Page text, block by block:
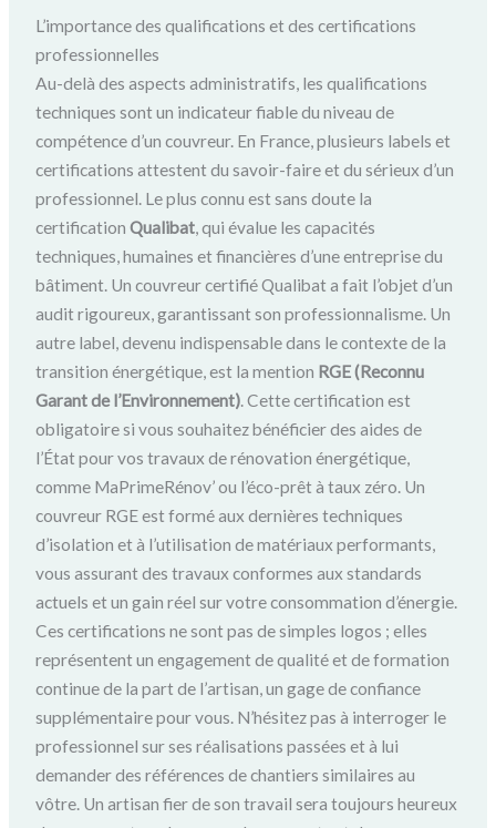
L’importance des qualifications et des certifications
professionnelles
Au-delà des aspects administratifs, les qualifications
techniques sont un indicateur fiable du niveau de
compétence d’un couvreur. En France, plusieurs labels et
certifications attestent du savoir-faire et du sérieux d’un
professionnel. Le plus connu est sans doute la
certificationQualibat, qui évalue les capacités
techniques, humaines et financières d’une entreprise du
bâtiment. Un couvreur certifié Qualibat a fait l’objet d’un
audit rigoureux, garantissant son professionnalisme. Un
autre label, devenu indispensable dans le contexte de la
transition énergétique, est la mention RGE (Reconnu
Garant de l’Environnement). Cette certification est
obligatoire si vous souhaitez bénéficier des aides de
l’État pour vos travaux de rénovation énergétique,
comme MaPrimeRénov’ ou l’éco-prêt à taux zéro. Un
couvreur RGE est formé aux dernières techniques
d’isolation et à l’utilisation de matériaux performants,
vous assurant des travaux conformes aux standards
actuels et un gain réel sur votre consommation d’énergie.
Ces certifications ne sont pas de simples logos ; elles
représentent un engagement de qualité et de formation
continue de la part de l’artisan, un gage de confiance
supplémentaire pour vous. N’hésitez pas à interroger le
professionnel sur ses réalisations passées et à lui
demander des références de chantiers similaires au
vôtre. Un artisan fier de son travail sera toujours heureux